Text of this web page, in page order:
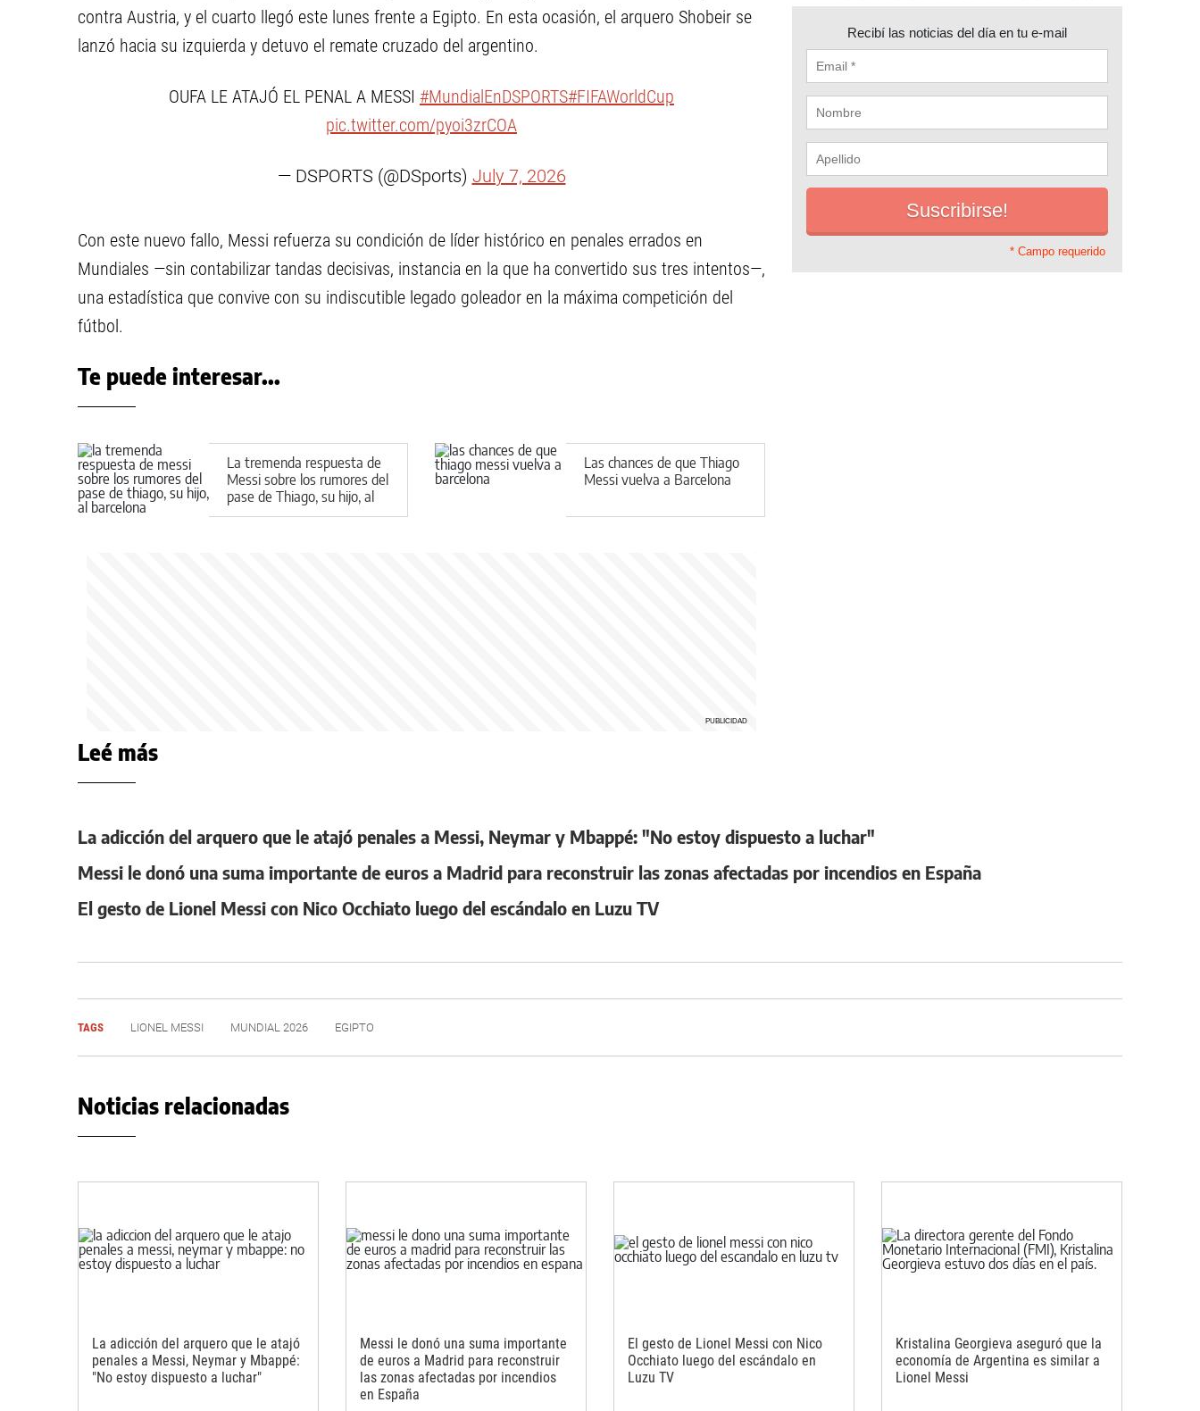
contra Austria, y el cuarto llegó este lunes frente a Egipto. En esta ocasión, el arquero Shobeir se
lanzó hacia su izquierda y detuvo el remate cruzado del argentino.
OUFA LE ATAJÓ EL PENAL A MESSI #MundialEnDSPORTS#FIFAWorldCup
pic.twitter.com/pyoi3zrCOA
— DSPORTS (@DSports) July 7, 2026
Con este nuevo fallo, Messi refuerza su condición de líder histórico en penales errados en
Mundiales —sin contabilizar tandas decisivas, instancia en la que ha convertido sus tres intentos—,
una estadística que convive con su indiscutible legado goleador en la máxima competición del
fútbol.
Te puede interesar...
La tremenda respuesta de
Messi sobre los rumores del
pase de Thiago, su hijo, al
Barcelona
Las chances de que Thiago
Messi vuelva a Barcelona
Recibí las noticias del día en tu e-mail
* Campo requerido
Leé más
La adicción del arquero que le atajó penales a Messi, Neymar y Mbappé: "No estoy dispuesto a luchar"
Messi le donó una suma importante de euros a Madrid para reconstruir las zonas afectadas por incendios en España
El gesto de Lionel Messi con Nico Occhiato luego del escándalo en Luzu TV
TAGS LIONEL MESSI MUNDIAL 2026 EGIPTO
Noticias relacionadas
La adicción del arquero que le atajó
penales a Messi, Neymar y Mbappé:
"No estoy dispuesto a luchar"
Messi le donó una suma importante
de euros a Madrid para reconstruir
las zonas afectadas por incendios
en España
El gesto de Lionel Messi con Nico
Occhiato luego del escándalo en
Luzu TV
Kristalina Georgieva aseguró que la
economía de Argentina es similar a
Lionel Messi